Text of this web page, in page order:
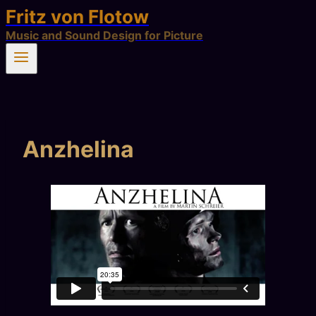
Zum
Inhalt
springen
Fritz von Flotow
Music and Sound Design for Picture
Anzhelina